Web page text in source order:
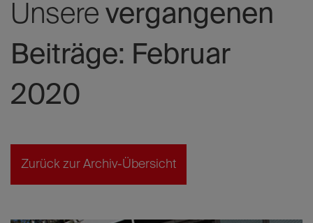
Unsere vergangenen
Beiträge: Februar
2020
Zurück zur Archiv-Übersicht